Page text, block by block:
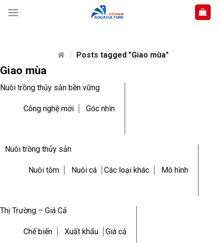
/ Posts tagged "Giao mùa"
Giao mùa
Nuôi trồng thủy sản bền vững
Công nghệ mới Góc nhìn
Nuôi trồng thủy sản
Nuôi tôm Nuôi cá Các loại khác Mô hình
Thị Trường – Giá Cả
Chế biến Xuất khẩu Giá cả